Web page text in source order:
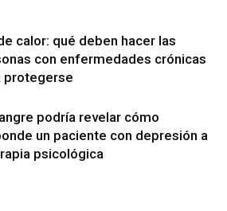
calor: qué deben hacer las
con enfermedades crónicas
protegerse
podría revelar cómo
un paciente con depresión a
psicológica